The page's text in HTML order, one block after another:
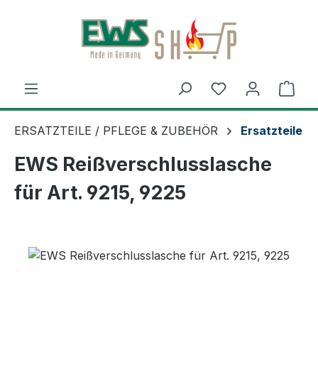
Zum Hauptinhalt springen
ERSATZTEILE / PFLEGE & ZUBEHÖR Ersatzteile
EWS Reißverschlusslasche
für Art. 9215, 9225